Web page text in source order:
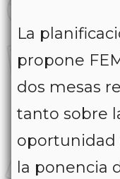
La
propone
dos mesas
tanto sobre
oportunidad
la ponencia